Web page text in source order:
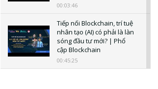
00:03:46
Tiếp nối Blockchain, trí tuệ
nhân tạo (AI) có phải là làn
sóng đầu tư mới? | Phổ
cập Blockchain
00:45:25